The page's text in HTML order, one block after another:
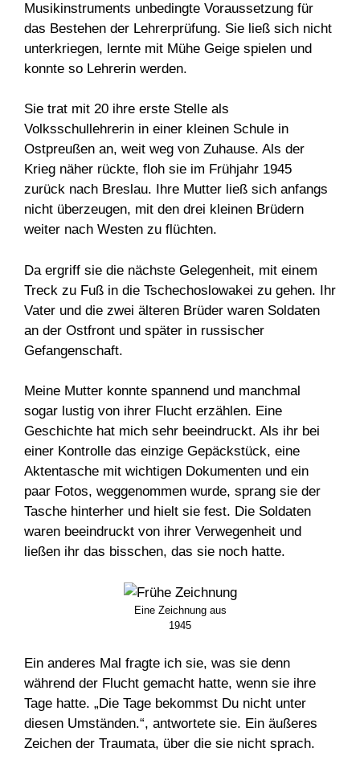
Musikinstruments unbedingte Voraussetzung für
das Bestehen der Lehrerprüfung. Sie ließ sich nicht
unterkriegen, lernte mit Mühe Geige spielen und
konnte so Lehrerin werden.
Sie trat mit 20 ihre erste Stelle als
Volksschullehrerin in einer kleinen Schule in
Ostpreußen an, weit weg von Zuhause. Als der
Krieg näher rückte, floh sie im Frühjahr 1945
zurück nach Breslau. Ihre Mutter ließ sich anfangs
nicht überzeugen, mit den drei kleinen Brüdern
weiter nach Westen zu flüchten.
Da ergriff sie die nächste Gelegenheit, mit einem
Treck zu Fuß in die Tschechoslowakei zu gehen. Ihr
Vater und die zwei älteren Brüder waren Soldaten
an der Ostfront und später in russischer
Gefangenschaft.
Meine Mutter konnte spannend und manchmal
sogar lustig von ihrer Flucht erzählen. Eine
Geschichte hat mich sehr beeindruckt. Als ihr bei
einer Kontrolle das einzige Gepäckstück, eine
Aktentasche mit wichtigen Dokumenten und ein
paar Fotos, weggenommen wurde, sprang sie der
Tasche hinterher und hielt sie fest. Die Soldaten
waren beeindruckt von ihrer Verwegenheit und
ließen ihr das bisschen, das sie noch hatte.
Eine Zeichnung aus
1945
Ein anderes Mal fragte ich sie, was sie denn
während der Flucht gemacht hatte, wenn sie ihre
Tage hatte. „Die Tage bekommst Du nicht unter
diesen Umständen.“, antwortete sie. Ein äußeres
Zeichen der Traumata, über die sie nicht sprach.